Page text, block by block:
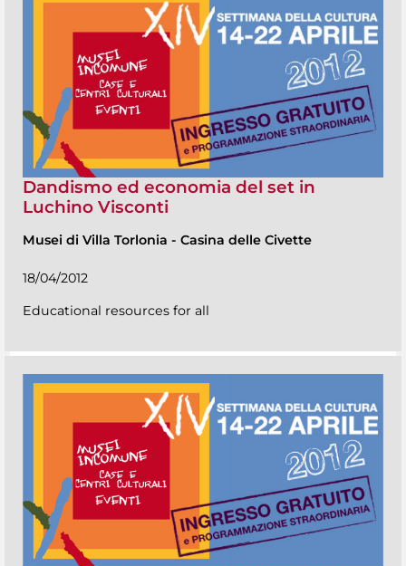
Dandismo ed economia del set in
Luchino Visconti
Musei di Villa Torlonia - Casina delle Civette
18/04/2012
Educational resources for all